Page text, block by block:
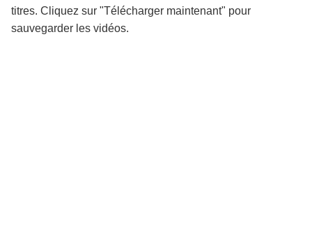
titres. Cliquez sur "Télécharger maintenant" pour
sauvegarder les vidéos.